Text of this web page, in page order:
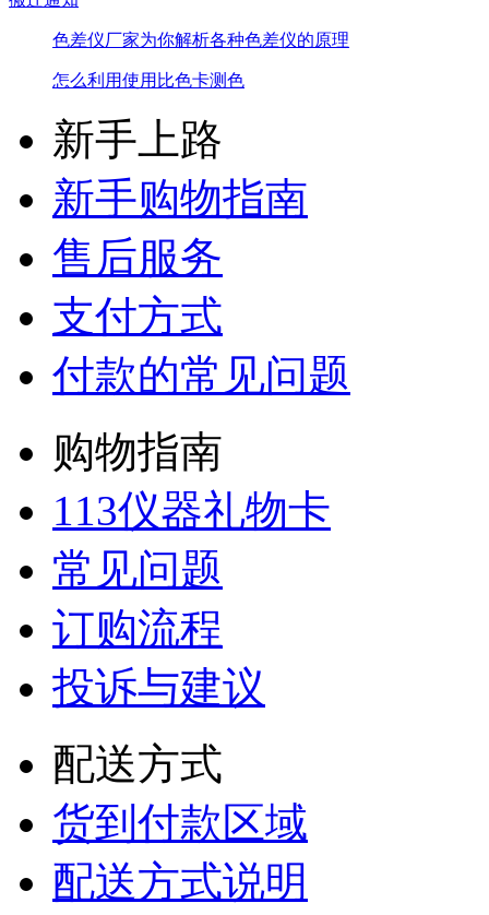
色差仪厂家为你解析各种色差仪的原理
怎么利用使用比色卡测色
新手上路
新手购物指南
售后服务
支付方式
付款的常见问题
购物指南
113仪器礼物卡
常见问题
订购流程
投诉与建议
配送方式
货到付款区域
配送方式说明